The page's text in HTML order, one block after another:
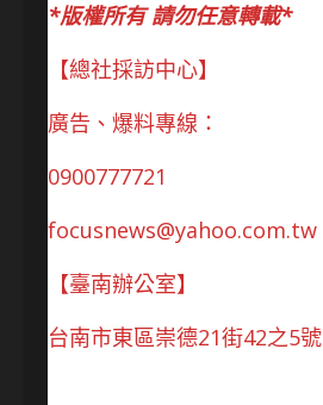
*版權所有 請勿任意轉載*
【總社採訪中心】
廣告、爆料專線：
0900777721
focusnews@yahoo.com.tw
【臺南辦公室】
台南市東區崇德21街42之5號